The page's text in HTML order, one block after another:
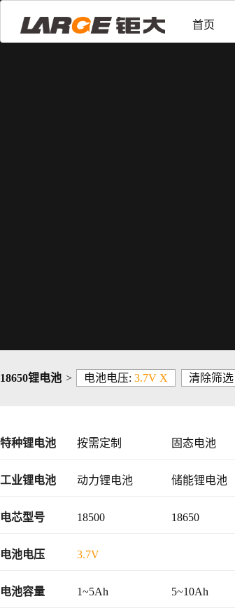
首页
18650锂电池 > 电池电压: 3.7V X 清除筛选
特种锂电池 按需定制 固态电池
工业锂电池 动力锂电池 储能锂电池
48V锂电池
电芯型号 18500 18650
电池电压 3.7V
电池容量 1~5Ah 5~10Ah